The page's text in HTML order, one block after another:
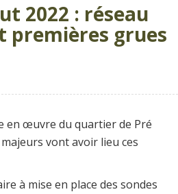
2022 : réseau
premières grues
en œuvre du quartier de Pré
vont avoir lieu ces
à mise en place des sondes